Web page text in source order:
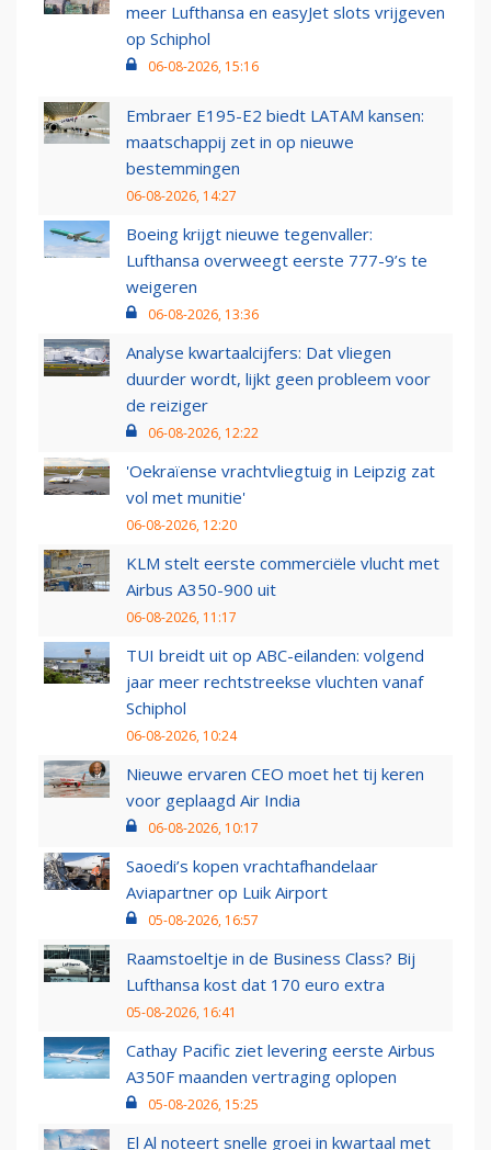
meer Lufthansa en easyJet slots vrijgeven
op Schiphol
06-08-2026, 15:16
Embraer E195-E2 biedt LATAM kansen:
maatschappij zet in op nieuwe
bestemmingen
06-08-2026, 14:27
Boeing krijgt nieuwe tegenvaller:
Lufthansa overweegt eerste 777-9’s te
weigeren
06-08-2026, 13:36
Analyse kwartaalcijfers: Dat vliegen
duurder wordt, lijkt geen probleem voor
de reiziger
06-08-2026, 12:22
'Oekraïense vrachtvliegtuig in Leipzig zat
vol met munitie'
06-08-2026, 12:20
KLM stelt eerste commerciële vlucht met
Airbus A350-900 uit
06-08-2026, 11:17
TUI breidt uit op ABC-eilanden: volgend
jaar meer rechtstreekse vluchten vanaf
Schiphol
06-08-2026, 10:24
Nieuwe ervaren CEO moet het tij keren
voor geplaagd Air India
06-08-2026, 10:17
Saoedi’s kopen vrachtafhandelaar
Aviapartner op Luik Airport
05-08-2026, 16:57
Raamstoeltje in de Business Class? Bij
Lufthansa kost dat 170 euro extra
05-08-2026, 16:41
Cathay Pacific ziet levering eerste Airbus
A350F maanden vertraging oplopen
05-08-2026, 15:25
El Al noteert snelle groei in kwartaal met